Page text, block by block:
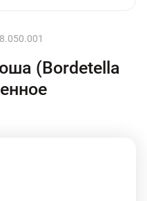
(Bordetella